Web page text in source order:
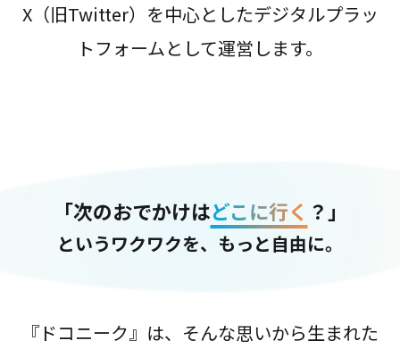
X（旧Twitter）を中心としたデジタルプラッ
トフォームとして運営します。
「次のおでかけはどこに行く ？」
というワクワクを、もっと自由に。
『ドコニーク』は、そんな思いから生まれた